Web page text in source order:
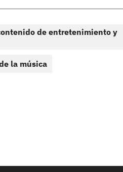
de entretenimiento y
la música